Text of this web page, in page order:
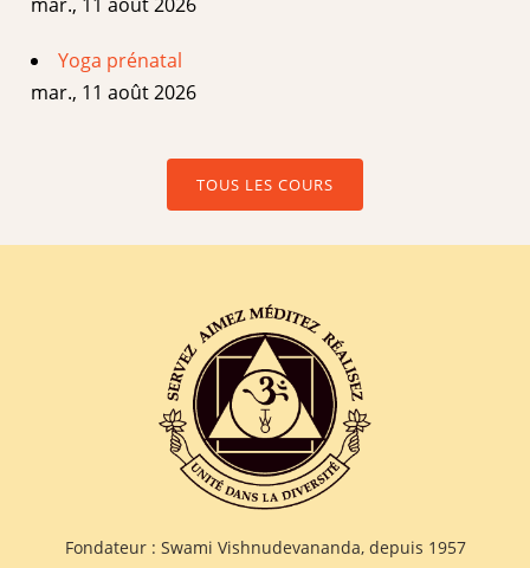
Yoga prénatal
mar., 11 août 2026
TOUS LES COURS
Fondateur : Swami Vishnudevananda, depuis 1957